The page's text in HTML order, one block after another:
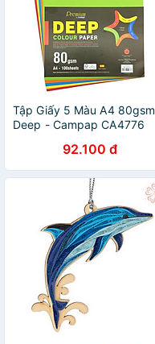
Tập Giấy 5 Màu A4 80gsm
Deep - Campap CA4776
92.100 đ